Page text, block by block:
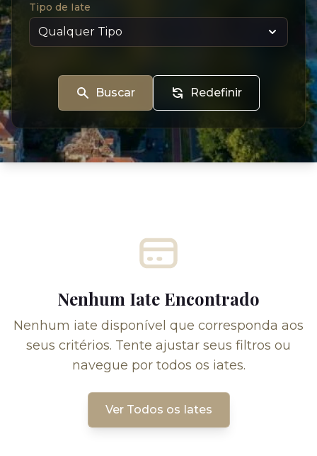
Tipo de Iate
Buscar Redefinir
Nenhum Iate Encontrado
Nenhum iate disponível que corresponda aos
seus critérios. Tente ajustar seus filtros ou
navegue por todos os iates.
Ver Todos os Iates